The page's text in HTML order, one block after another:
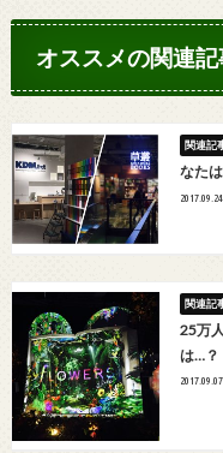
オススメの関連
なた
2017.09.24
25万
は…？
2017.09.07